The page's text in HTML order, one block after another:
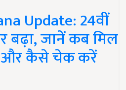
Update: 24वीं
बढ़ा, जानें कब मिल
और कैसे चेक करें